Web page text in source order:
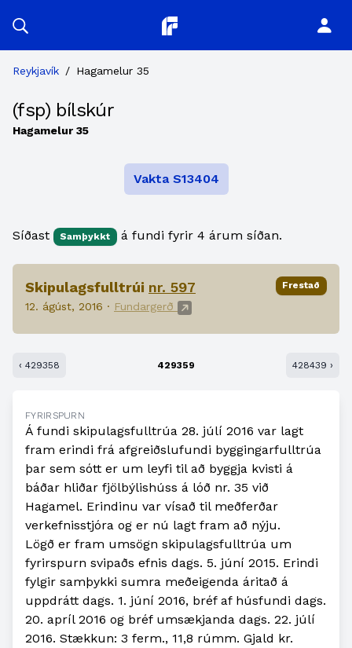
Planitor
Reykjavík / Hagamelur 35
(fsp) bílskúr
Hagamelur 35
Vakta S13404
Síðast Samþykkt á fundi fyrir 4 árum síðan.
Skipulagsfulltrúi nr. 597
12. ágúst, 2016 · Fundargerð
Frestað
‹ 429358 429359 428439 ›
FYRIRSPURN
Á fundi skipulagsfulltrúa 28. júlí 2016 var lagt
fram erindi frá afgreiðslufundi byggingarfulltrúa
þar sem sótt er um leyfi til að byggja kvisti á
báðar hliðar fjölbýlishúss á lóð nr. 35 við
Hagamel. Erindinu var vísað til meðferðar
verkefnisstjóra og er nú lagt fram að nýju.
Lögð er fram umsögn skipulagsfulltrúa um
fyrirspurn svipaðs efnis dags. 5. júní 2015. Erindi
fylgir samþykki sumra meðeigenda áritað á
uppdrátt dags. 1. júní 2016, bréf af húsfundi dags.
20. apríl 2016 og bréf umsækjanda dags. 22. júlí
2016. Stækkun: 3 ferm., 11,8 rúmm. Gjald kr.